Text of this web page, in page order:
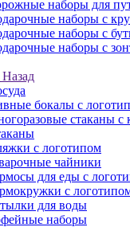
наборы для
наборы с
наборы с
наборы с
Назад
бокалы с
стаканы с
с логотипом
чайники
для еды с
с
для воды
наборы